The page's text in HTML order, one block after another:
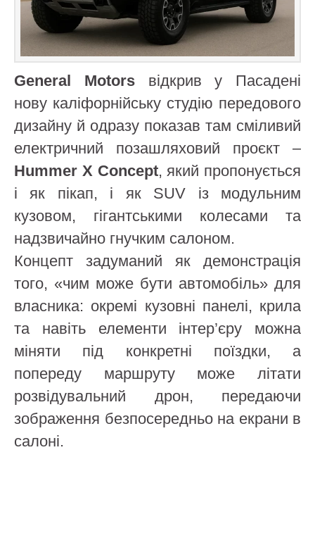
General Motorsвідкрив у Пасадені
нову каліфорнійську студію передового
дизайну й одразу показав там сміливий
електричний позашляховий проєкт –
Hummer X Concept, який пропонується
і як пікап, і як SUV із модульним
кузовом, гігантськими колесами та
надзвичайно гнучким салоном.
Концепт задуманий як демонстрація
того, «чим може бути автомобіль» для
власника: окремі кузовні панелі, крила
та навіть елементи інтер’єру можна
міняти під конкретні поїздки, а
попереду маршруту може літати
розвідувальний дрон, передаючи
зображення безпосередньо на екрани в
салоні.